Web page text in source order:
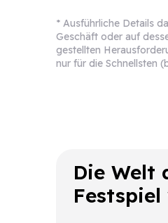
* Ausführliche Details
Geschäft oder auf
gestellten
nur für die Schnellsten
Die Welt